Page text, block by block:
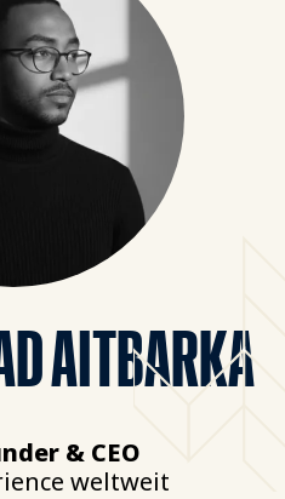
AITBARKA
& CEO
weltweit